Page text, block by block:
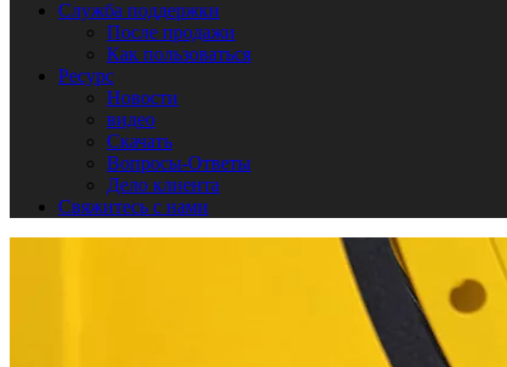
Служба поддержки
После продажи
Как пользоваться
Ресурс
Новости
видео
Скачать
Вопросы-Ответы
Дело клиента
Свяжитесь с нами